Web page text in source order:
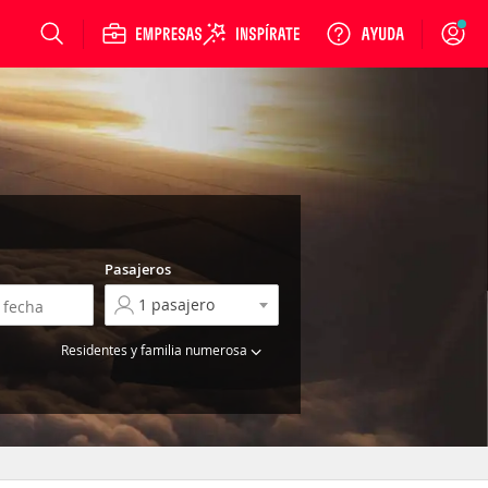
Login
Pasajeros
Residentes y familia numerosa